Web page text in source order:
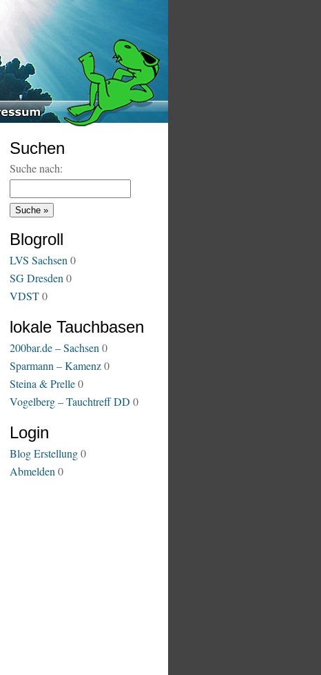
Suchen
Suche nach:
Blogroll
LVS Sachsen 0
SG Dresden 0
VDST0
lokale Tauchbasen
200bar.de – Sachsen 0
Sparmann – Kamenz0
Steina & Prelle0
Vogelberg – Tauchtreff DD 0
Login
Blog Erstellung0
Abmelden 0